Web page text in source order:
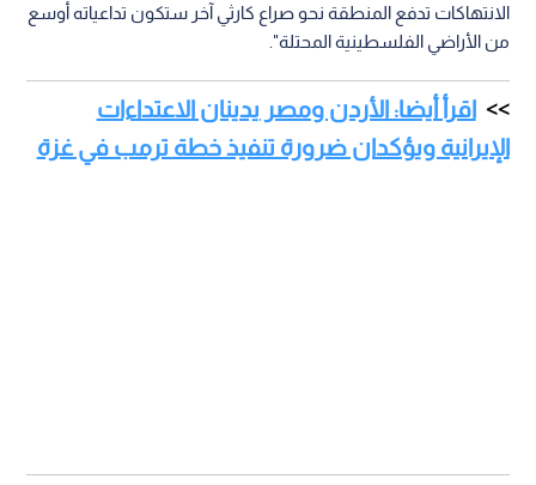
الانتهاكات تدفع المنطقة نحو صراع كارثي آخر ستكون تداعياته أوسع
من الأراضي الفلسطينية المحتلة".
اقرأ أيضا: الأردن ومصر يدينان الاعتداءات
الإيرانية ويؤكدان ضرورة تنفيذ خطة ترمب في غزة